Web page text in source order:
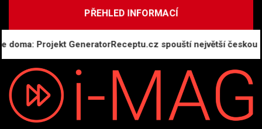
PŘEHLED INFORMACÍ
Projekt GeneratorReceptu.cz spouští největší českou